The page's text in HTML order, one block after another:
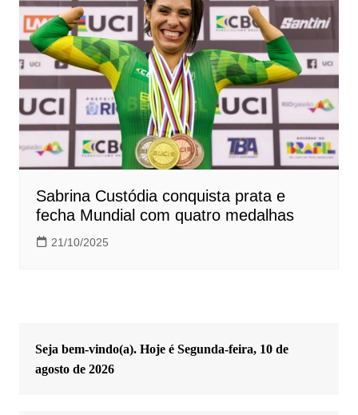
Sabrina Custódia conquista prata e
fecha Mundial com quatro medalhas
21/10/2025
Seja bem-vindo(a). Hoje é Segunda-feira, 10 de
agosto de 2026